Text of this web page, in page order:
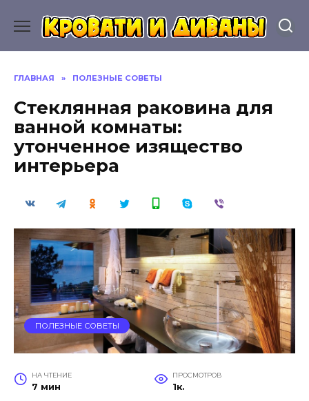
содержанию
ГЛАВНАЯ » ПОЛЕЗНЫЕ СОВЕТЫ
Стеклянная раковина для
ванной комнаты:
утонченное изящество
интерьера
ПОЛЕЗНЫЕ СОВЕТЫ
НА ЧТЕНИЕ
7 мин
ПРОСМОТРОВ
1к.